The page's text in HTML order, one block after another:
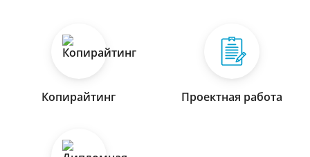
Копирайтинг Проектная работа